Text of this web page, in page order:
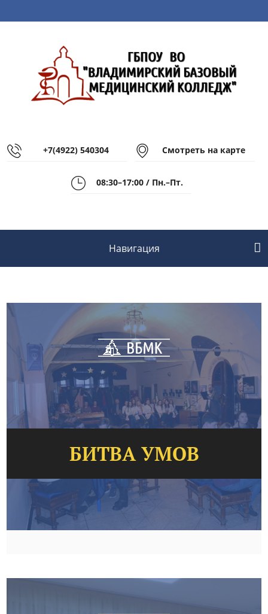
+7(4922) 540304 Смотреть на карте
08:30–17:00 / Пн.–Пт.
Навигация
БИТВА УМОВ